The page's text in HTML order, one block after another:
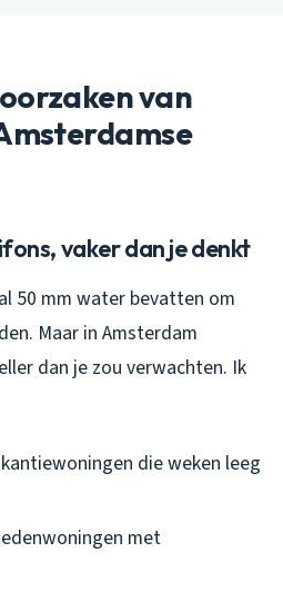
van
vaker dan je denkt
50 mm water bevatten om
Maar in Amsterdam
dan je zou verwachten. Ik
die weken leeg
met